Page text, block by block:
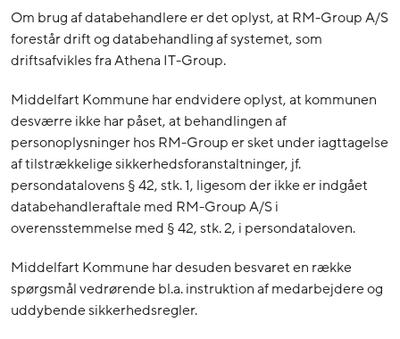
Om brug af databehandlere er det oplyst, at RM-Group A/S
forestår drift og databehandling af systemet, som
driftsafvikles fra Athena IT-Group.
Middelfart Kommune har endvidere oplyst, at kommunen
desværre ikke har påset, at behandlingen af
personoplysninger hos RM-Group er sket under iagttagelse
af tilstrækkelige sikkerhedsforanstaltninger, jf.
persondatalovens § 42, stk. 1, ligesom der ikke er indgået
databehandleraftale med RM-Group A/S i
overensstemmelse med § 42, stk. 2, i persondataloven.
Middelfart Kommune har desuden besvaret en række
spørgsmål vedrørende bl.a. instruktion af medarbejdere og
uddybende sikkerhedsregler.